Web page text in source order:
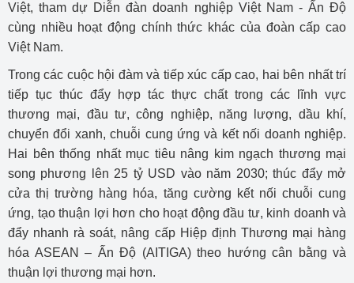
Việt, tham dự Diễn đàn doanh nghiệp Việt Nam - Ấn Độ
cùng nhiều hoạt động chính thức khác của đoàn cấp cao
Việt Nam.
Trong các cuộc hội đàm và tiếp xúc cấp cao, hai bên nhất trí
tiếp tục thúc đẩy hợp tác thực chất trong các lĩnh vực
thương mại, đầu tư, công nghiệp, năng lượng, dầu khí,
chuyển đổi xanh, chuỗi cung ứng và kết nối doanh nghiệp.
Hai bên thống nhất mục tiêu nâng kim ngạch thương mại
song phương lên 25 tỷ USD vào năm 2030; thúc đẩy mở
cửa thị trường hàng hóa, tăng cường kết nối chuỗi cung
ứng, tạo thuận lợi hơn cho hoạt động đầu tư, kinh doanh và
đẩy nhanh rà soát, nâng cấp Hiệp định Thương mại hàng
hóa ASEAN – Ấn Độ (AITIGA) theo hướng cân bằng và
thuận lợi thương mại hơn.